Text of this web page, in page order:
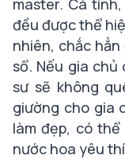
master. Cá
đều được thể
nhiên, chắc
sổ. Nếu gia
sư sẽ không
giường cho gia
làm đẹp, có
nước hoa yêu